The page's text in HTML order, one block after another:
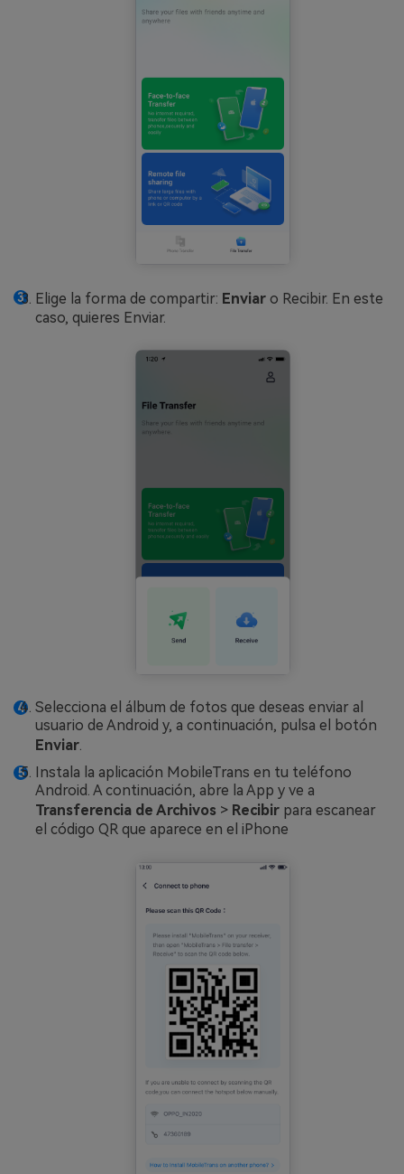
Elige la forma de compartir: Enviar o Recibir. En este
caso, quieres Enviar.
Selecciona el álbum de fotos que deseas enviar al
usuario de Android y, a continuación, pulsa el botón
Enviar.
Instala la aplicación MobileTrans en tu teléfono
Android. A continuación, abre la App y ve a
Transferencia de Archivos > Recibir para escanear
el código QR que aparece en el iPhone